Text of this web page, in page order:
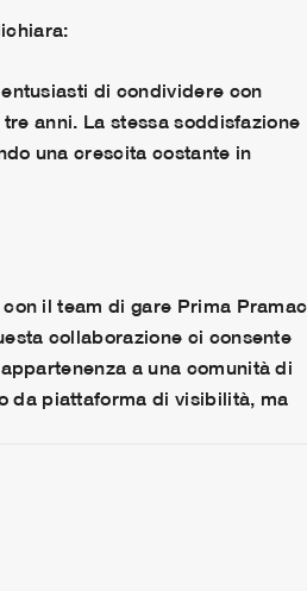
di condividere con
anni. La stessa soddisfazione
una crescita costante in
il team di gare Prima Pramac
collaborazione ci consente
a una comunità di
da piattaforma di visibilità, ma